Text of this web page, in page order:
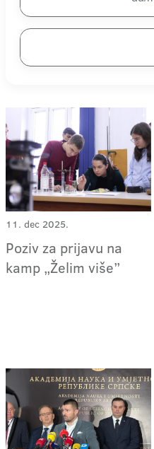
11. dec 2025.
Poziv za prijavu na
kamp „Želim više”